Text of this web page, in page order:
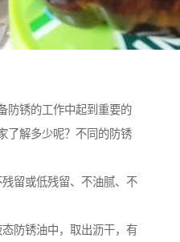
防锈的工作中起到重要的
了解多少呢？不同的防锈
留或低残留、不油腻、不
防锈油中，取出沥干，有